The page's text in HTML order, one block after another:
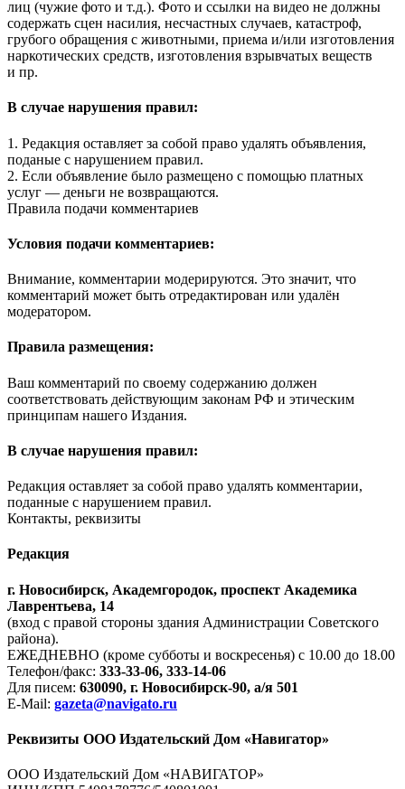
лиц (чужие фото и т.д.). Фото и ссылки на видео не должны
содержать сцен насилия, несчастных случаев, катастроф,
грубого обращения с животными, приема и/или изготовления
наркотических средств, изготовления взрывчатых веществ
и пр.
В случае нарушения правил:
1. Редакция оставляет за собой право удалять объявления,
поданые с нарушением правил.
2. Если объявление было размещено с помощью платных
услуг — деньги не возвращаются.
Правила подачи комментариев
Условия подачи комментариев:
Внимание, комментарии модерируются. Это значит, что
комментарий может быть отредактирован или удалён
модератором.
Правила размещения:
Ваш комментарий по своему содержанию должен
соответствовать действующим законам РФ и этическим
принципам нашего Издания.
В случае нарушения правил:
Редакция оставляет за собой право удалять комментарии,
поданные с нарушением правил.
Контакты, реквизиты
Редакция
г. Новосибирск, Академгородок, проспект Академика
Лаврентьева, 14
(вход с правой стороны здания Администрации Советского
района).
ЕЖЕДНЕВНО (кроме субботы и воскресенья) с 10.00 до 18.00
Телефон/факс: 333-33-06, 333-14-06
Для писем: 630090, г. Новосибирск-90, а/я 501
E-Mail: gazeta@navigato.ru
Реквизиты ООО Издательский Дом «Навигатор»
ООО Издательский Дом «НАВИГАТОР»